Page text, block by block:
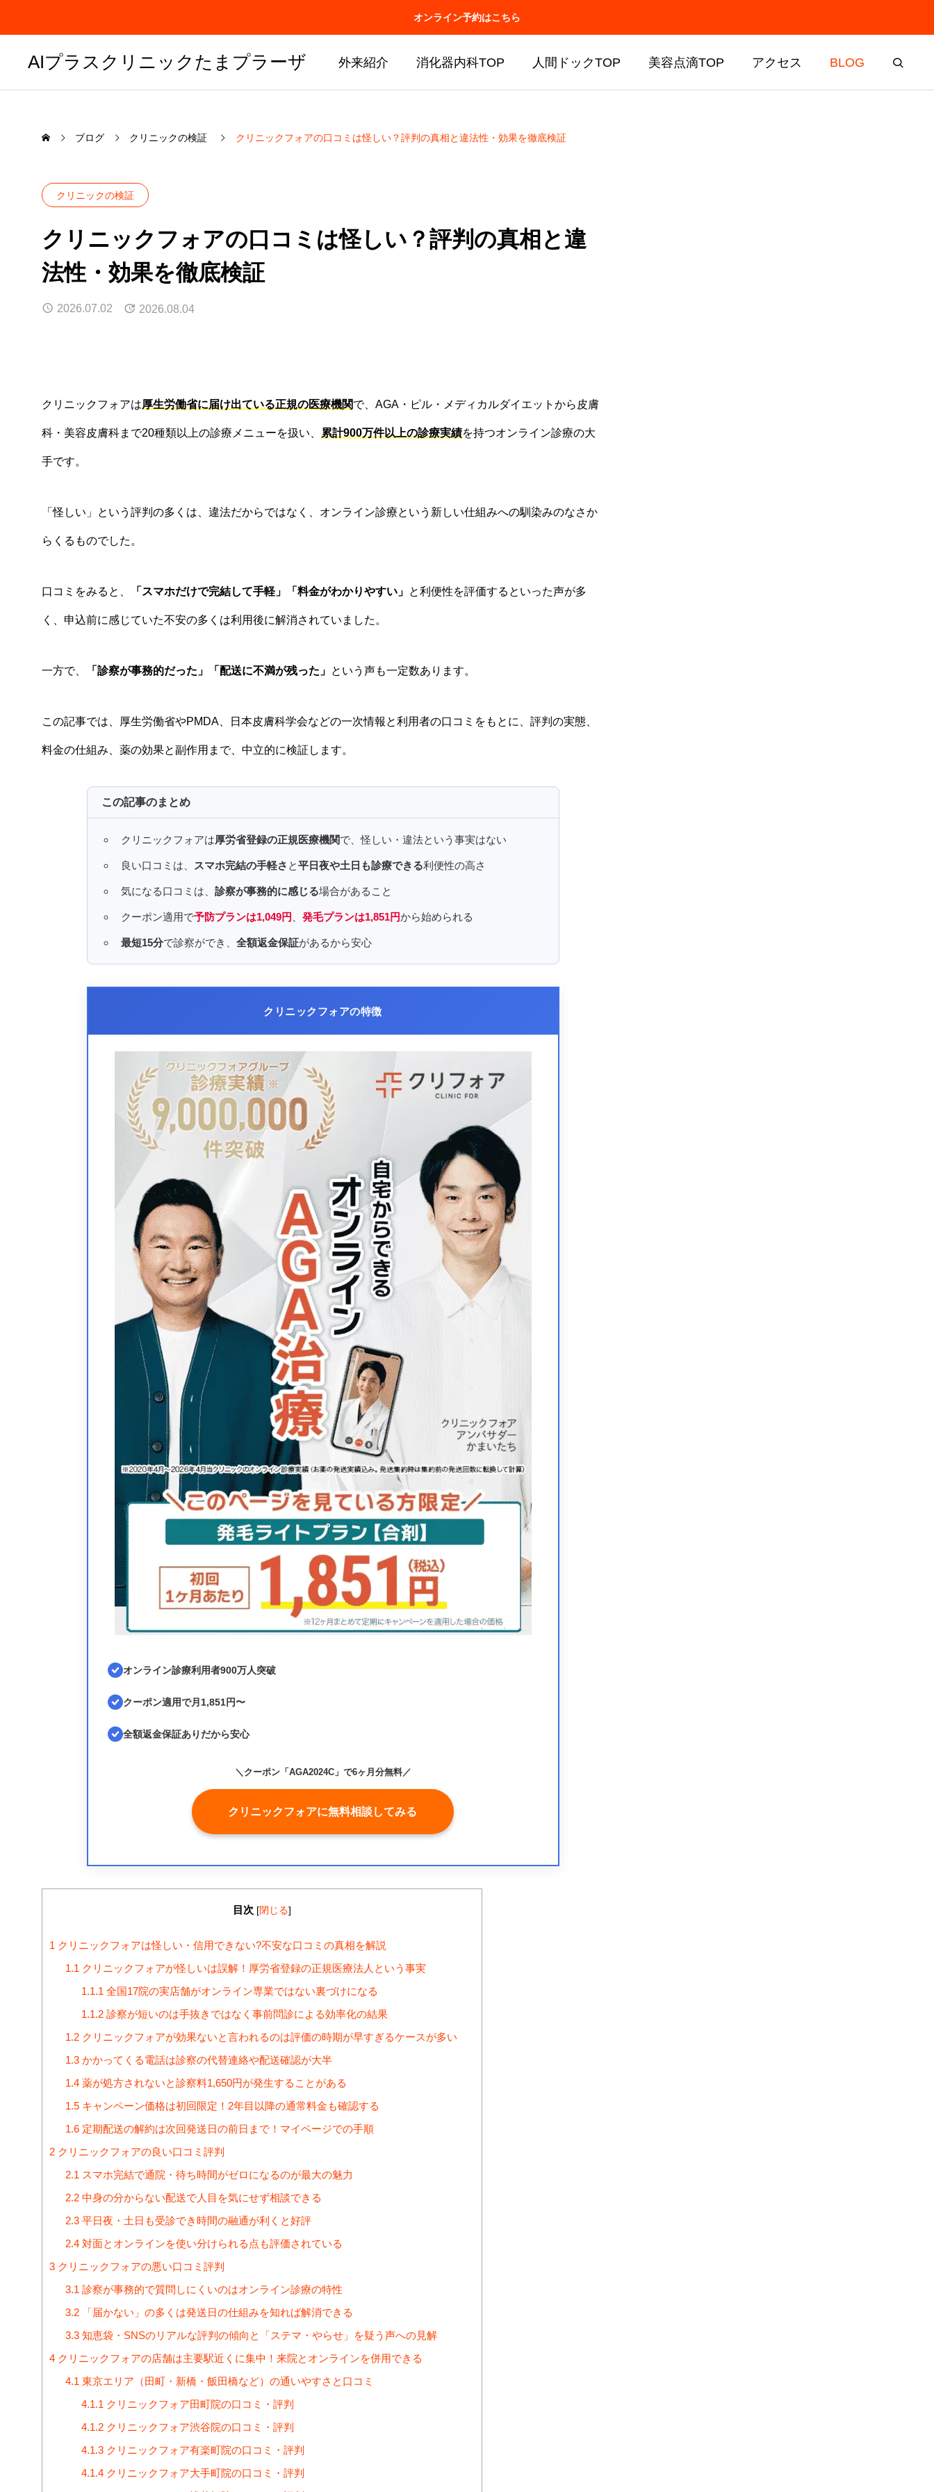
オンライン予約はこちら
AIプラスクリニックたまプラーザ 外来紹介 消化器内科TOP 人間ドックTOP 美容点滴TOP アクセス BLOG
ブログ クリニックの検証 クリニックフォアの口コミは怪しい？評判の真相と違法性・効果を徹底検証
クリニックの検証
クリニックフォアの口コミは怪しい？評判の真相と違
法性・効果を徹底検証
2026.07.02 2026.08.04
クリニックフォアは厚生労働省に届け出ている正規の医療機関で、AGA・ピル・メディカルダイエットから皮膚
科・美容皮膚科まで20種類以上の診療メニューを扱い、 累計900万件以上の診療実績を持つオンライン診療の大
手です。
「怪しい」という評判の多くは、違法だからではなく、オンライン診療という新しい仕組みへの馴染みのなさか
らくるものでした。
口コミをみると、 「スマホだけで完結して手軽」「料金がわかりやすい」 と利便性を評価するといった声が多
く、申込前に感じていた不安の多くは利用後に解消されていました。
一方で、 「診察が事務的だった」「配送に不満が残った」 という声も一定数あります。
この記事では、厚生労働省やPMDA、日本皮膚科学会などの一次情報と利用者の口コミをもとに、評判の実態、
料金の仕組み、薬の効果と副作用まで、中立的に検証します。
この記事のまとめ
クリニックフォアは厚労省登録の正規医療機関で、怪しい・違法という事実はない
良い口コミは、 スマホ完結の手軽さ と平日夜や土日も診療できる利便性の高さ
気になる口コミは、診察が事務的に感じる場合があること
クーポン適用で予防プランは1,049円 、発毛プランは1,851円から始められる
最短15分で診察ができ、全額返金保証があるから安心
クリニックフォアの特徴
オンライン診療利用者900万人突破
クーポン適用で月1,851円〜
全額返金保証ありだから安心
＼クーポン「AGA2024C」で6ヶ月分無料／
クリニックフォアに無料相談してみる
目次 [閉じる]
1 クリニックフォアは怪しい・信用できない?不安な口コミの真相を解説
1.1 クリニックフォアが怪しいは誤解！厚労省登録の正規医療法人という事実
1.1.1 全国17院の実店舗がオンライン専業ではない裏づけになる
1.1.2診察が短いのは手抜きではなく事前問診による効率化の結果
1.2クリニックフォアが効果ないと言われるのは評価の時期が早すぎるケースが多い
1.3かかってくる電話は診察の代替連絡や配送確認が大半
1.4薬が処方されないと診察料1,650円が発生することがある
1.5キャンペーン価格は初回限定！2年目以降の通常料金も確認する
1.6定期配送の解約は次回発送日の前日まで！マイページでの手順
2 クリニックフォアの良い口コミ評判
2.1 スマホ完結で通院・待ち時間がゼロになるのが最大の魅力
2.2中身の分からない配送で人目を気にせず相談できる
2.3平日夜・土日も受診でき時間の融通が利くと好評
2.4対面とオンラインを使い分けられる点も評価されている
3 クリニックフォアの悪い口コミ評判
3.1 診察が事務的で質問しにくいのはオンライン診療の特性
3.2「届かない」の多くは発送日の仕組みを知れば解消できる
3.3知恵袋・SNSのリアルな評判の傾向と「ステマ・やらせ」を疑う声への見解
4 クリニックフォアの店舗は主要駅近くに集中！来院とオンラインを併用できる
4.1 東京エリア（田町・新橋・飯田橋など）の通いやすさと口コミ
4.1.1 クリニックフォア田町院の口コミ・評判
4.1.2クリニックフォア渋谷院の口コミ・評判
4.1.3クリニックフォア有楽町院の口コミ・評判
4.1.4クリニックフォア大手町院の口コミ・評判